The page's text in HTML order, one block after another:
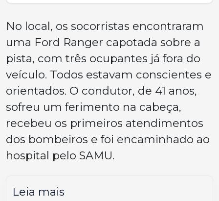
No local, os socorristas encontraram
uma Ford Ranger capotada sobre a
pista, com três ocupantes já fora do
veículo. Todos estavam conscientes e
orientados. O condutor, de 41 anos,
sofreu um ferimento na cabeça,
recebeu os primeiros atendimentos
dos bombeiros e foi encaminhado ao
hospital pelo SAMU.
Leia mais